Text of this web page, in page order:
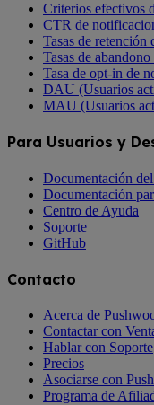
Criterios efectivos
CTR de
Tasas de retención
Tasas de
Tasa de opt-in de
DAU (Usuarios
MAU (Usuarios
Para Usuarios y
Documentación
Documentación
Centro de Ayuda
Soporte
GitHub
Contacto
Acerca de
Contactar con
Hablar con Soporte
Precios
Asociarse con
Programa de